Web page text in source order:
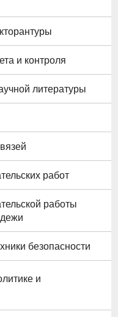
и контроля
литературы
работ
работы
безопасности
и